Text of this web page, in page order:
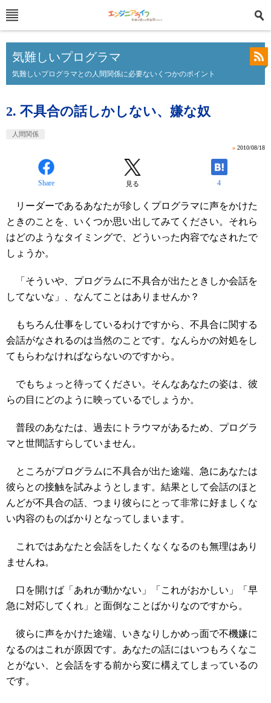
気難しいプログラマ
気難しいプログラマとの人間関係に必要ないくつかのポイント
2. 不具合の話しかしない、嫌な奴
人間関係
» 2010/08/18
Share 見る 4
リーダーであるあなたが珍しくプログラマに声をかけた
ときのことを、いくつか思い出してみてください。それら
はどのようなタイミングで、どういった内容でなされたで
しょうか。
「そういや、プログラムに不具合が出たときしか会話を
してないな」、なんてことはありませんか？
もちろん仕事をしているわけですから、不具合に関する
会話がなされるのは当然のことです。なんらかの対処をし
てもらわなければならないのですから。
でもちょっと待ってください。そんなあなたの姿は、彼
らの目にどのように映っているでしょうか。
普段のあなたは、過去にトラウマがあるため、プログラ
マと世間話すらしていません。
ところがプログラムに不具合が出た途端、急にあなたは
彼らとの接触を試みようとします。結果として会話のほと
んどが不具合の話、つまり彼らにとって非常に好ましくな
い内容のものばかりとなってしまいます。
これではあなたと会話をしたくなくなるのも無理はあり
ませんね。
口を開けば「あれが動かない」「これがおかしい」「早
急に対応してくれ」と面倒なことばかりなのですから。
彼らに声をかけた途端、いきなりしかめっ面で不機嫌に
なるのはこれが原因です。あなたの話にはいつもろくなこ
とがない、と会話をする前から変に構えてしまっているの
です。